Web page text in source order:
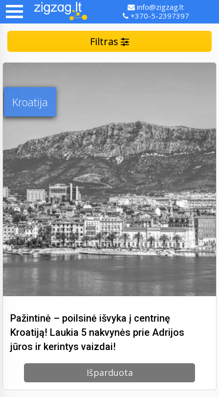
info@zigzag.lt
+370-5-2397397
Filtras
Kroatija
Pažintinė – poilsinė išvyka į centrinę
Kroatiją! Laukia 5 nakvynės prie Adrijos
jūros ir kerintys vaizdai!
Išparduota